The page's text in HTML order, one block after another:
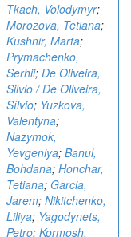
Tkach, Volodymyr;
Morozova, Tetiana;
Kushnir, Marta;
Prymachenko,
Serhii; De Oliveira,
Silvio / De Oliveira,
Sílvio; Yuzkova,
Valentyna;
Nazymok,
Yevgeniya; Banul,
Bohdana; Honchar,
Tetiana; Garcia,
Jarem; Nikitchenko,
Liliya; Yagodynets,
Petro; Kormosh,